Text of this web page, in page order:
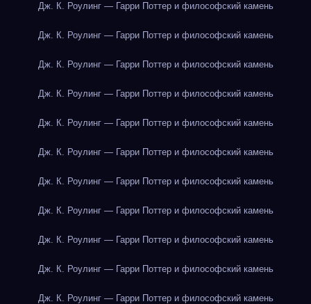
Дж. К. Роулинг — Гарри Поттер и философский камень
Дж. К. Роулинг — Гарри Поттер и философский камень
Дж. К. Роулинг — Гарри Поттер и философский камень
Дж. К. Роулинг — Гарри Поттер и философский камень
Дж. К. Роулинг — Гарри Поттер и философский камень
Дж. К. Роулинг — Гарри Поттер и философский камень
Дж. К. Роулинг — Гарри Поттер и философский камень
Дж. К. Роулинг — Гарри Поттер и философский камень
Дж. К. Роулинг — Гарри Поттер и философский камень
Дж. К. Роулинг — Гарри Поттер и философский камень
Дж. К. Роулинг — Гарри Поттер и философский камень